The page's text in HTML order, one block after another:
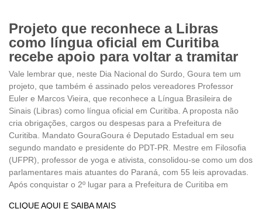
Projeto que reconhece a Libras
como língua oficial em Curitiba
recebe apoio para voltar a tramitar
Vale lembrar que, neste Dia Nacional do Surdo, Goura tem um
projeto, que também é assinado pelos vereadores Professor
Euler e Marcos Vieira, que reconhece a Língua Brasileira de
Sinais (Libras) como língua oficial em Curitiba. A proposta não
cria obrigações, cargos ou despesas para a Prefeitura de
Curitiba. Mandato GouraGoura é Deputado Estadual em seu
segundo mandato e presidente do PDT-PR. Mestre em Filosofia
(UFPR), professor de yoga e ativista, consolidou-se como um dos
parlamentares mais atuantes do Paraná, com 55 leis aprovadas.
Após conquistar o 2º lugar para a Prefeitura de Curitiba em
CLIQUE AQUI E SAIBA MAIS